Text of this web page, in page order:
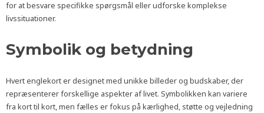
for at besvare specifikke spørgsmål eller udforske komplekse
livssituationer.
Symbolik og betydning
Hvert englekort er designet med unikke billeder og budskaber, der
repræsenterer forskellige aspekter af livet. Symbolikken kan variere
fra kort til kort, men fælles er fokus på kærlighed, støtte og vejledning